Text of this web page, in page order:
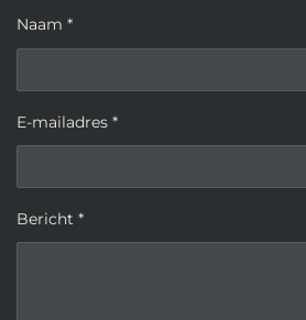
Naam *
E-mailadres *
Bericht *